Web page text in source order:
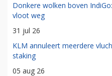
Donkere wolken boven
vloot weg
31 jul 26
KLM annuleert meerdere
staking
05 aug 26